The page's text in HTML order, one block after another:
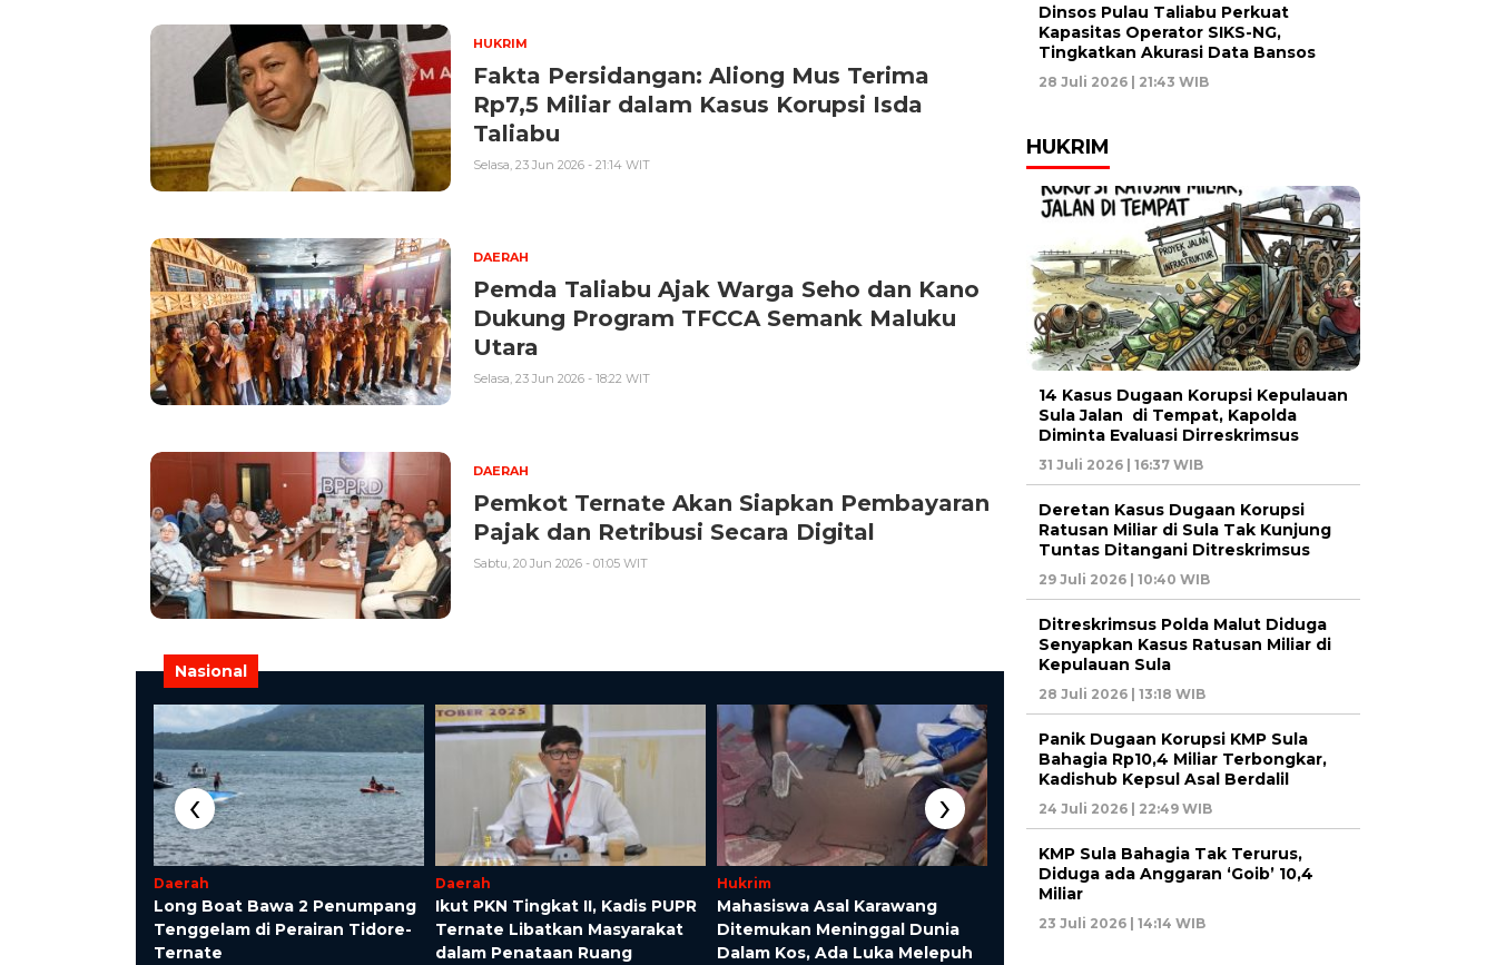
HUKRIM
Fakta Persidangan: Aliong Mus Terima
Rp7,5 Miliar dalam Kasus Korupsi Isda
Taliabu
Selasa, 23 Jun 2026 - 21:14 WIT
DAERAH
Pemda Taliabu Ajak Warga Seho dan Kano
Dukung Program TFCCA Semank Maluku
Utara
Selasa, 23 Jun 2026 - 18:22 WIT
DAERAH
Pemkot Ternate Akan Siapkan Pembayaran
Pajak dan Retribusi Secara Digital
Sabtu, 20 Jun 2026 - 01:05 WIT
Nasional
Daerah
Long Boat Bawa 2 Penumpang
Tenggelam di Perairan Tidore-
Ternate
Daerah
Ikut PKN Tingkat II, Kadis PUPR
Ternate Libatkan Masyarakat
dalam Penataan Ruang
Hukrim
Mahasiswa Asal Karawang
Ditemukan Meninggal Dunia
Dalam Kos, Ada Luka Melepuh
Daerah
Bahas Pembangunan
Labkesda, Kadinkes Sula Gelar
Daerah
‹ ›
Dinsos Pulau Taliabu Perkuat
Kapasitas Operator SIKS-NG,
Tingkatkan Akurasi Data Bansos
28 Juli 2026 | 21:43 WIB
HUKRIM
14 Kasus Dugaan Korupsi Kepulauan
Sula Jalan di Tempat, Kapolda
Diminta Evaluasi Dirreskrimsus
31 Juli 2026 | 16:37 WIB
Deretan Kasus Dugaan Korupsi
Ratusan Miliar di Sula Tak Kunjung
Tuntas Ditangani Ditreskrimsus
29 Juli 2026 | 10:40 WIB
Ditreskrimsus Polda Malut Diduga
Senyapkan Kasus Ratusan Miliar di
Kepulauan Sula
28 Juli 2026 | 13:18 WIB
Panik Dugaan Korupsi KMP Sula
Bahagia Rp10,4 Miliar Terbongkar,
Kadishub Kepsul Asal Berdalil
24 Juli 2026 | 22:49 WIB
KMP Sula Bahagia Tak Terurus,
Diduga ada Anggaran ‘Goib’ 10,4
Miliar
23 Juli 2026 | 14:14 WIB